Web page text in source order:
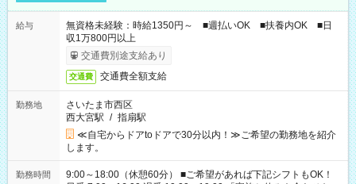
給与
無資格未経験：時給1350円～ ■週払いOK ■扶養内OK ■日
収1万800円以上
交通費別途支給あり
交通費 交通費全額支給
勤務地
さいたま市西区
西大宮駅 / 指扇駅
≪自宅からドアtoドアで30分以内！≫ご希望の勤務地を紹介
します。
勤務時間
9:00～18:00（休憩60分） ■ご希望があれば下記シフトもOK！